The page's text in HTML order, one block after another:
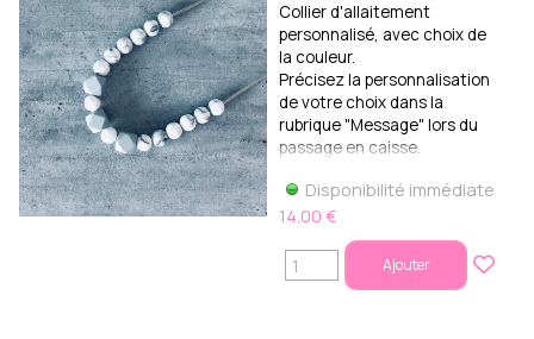
Collier d'allaitement
personnalisé, avec choix de
la couleur.
Précisez la personnalisation
de votre choix dans la
rubrique "Message" lors du
passage en caisse.
Disponibilité immédiate
14.00 €
Ajouter